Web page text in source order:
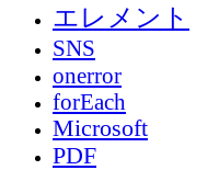
エレメント
SNS
onerror
forEach
Microsoft
PDF